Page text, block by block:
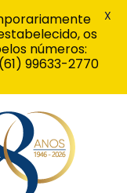
os
números:
99633-2770
X